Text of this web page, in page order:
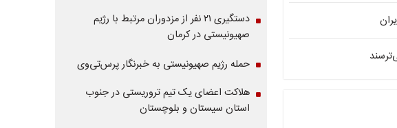
دستگیری ۲۱ نفر از مزدوران مرتبط با رژیم
صهیونیستی در کرمان
حمله رژیم صهیونیستی به خبرنگار پرس‌تی‌وی
هلاکت اعضای یک تیم تروریستی در جنوب
استان سیستان و بلوچستان